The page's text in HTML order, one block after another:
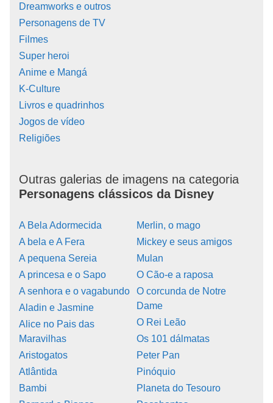
Dreamworks e outros
Personagens de TV
Filmes
Super heroi
Anime e Mangá
K-Culture
Livros e quadrinhos
Jogos de vídeo
Religiões
Outras galerias de imagens na categoria
Personagens clássicos da Disney
A Bela Adormecida
A bela e A Fera
A pequena Sereia
A princesa e o Sapo
A senhora e o vagabundo
Aladin e Jasmine
Alice no Pais das
Maravilhas
Aristogatos
Atlântida
Bambi
Merlin, o mago
Mickey e seus amigos
Mulan
O Cão-e a raposa
O corcunda de Notre
Dame
O Rei Leão
Os 101 dálmatas
Peter Pan
Pinóquio
Planeta do Tesouro